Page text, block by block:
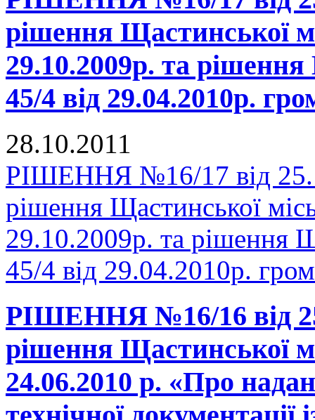
рішення Щастинської
29.10.2009р. та
45/4 від 29.04.2010р.
28.10.2011
РІШЕННЯ №16/17 від
рішення Щастинської
29.10.2009р. та рішення
45/4 від 29.04.2010р.
РІШЕННЯ №16/16 від
рішення Щастинської
24.06.2010 р. «Про